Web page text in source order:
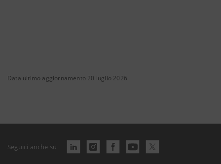
Data ultimo aggiornamento 20 luglio 2026
Seguici anche su